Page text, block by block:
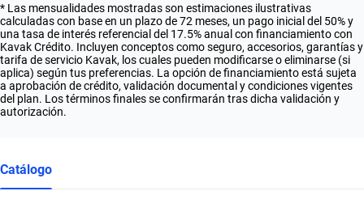
* Las mensualidades mostradas son estimaciones ilustrativas
calculadas con base en un plazo de 72 meses, un pago inicial del 50% y
una tasa de interés referencial del 17.5% anual con financiamiento con
Kavak Crédito. Incluyen conceptos como seguro, accesorios, garantías y
tarifa de servicio Kavak, los cuales pueden modificarse o eliminarse (si
aplica) según tus preferencias. La opción de financiamiento está sujeta
a aprobación de crédito, validación documental y condiciones vigentes
del plan. Los términos finales se confirmarán tras dicha validación y
autorización.
Catálogo